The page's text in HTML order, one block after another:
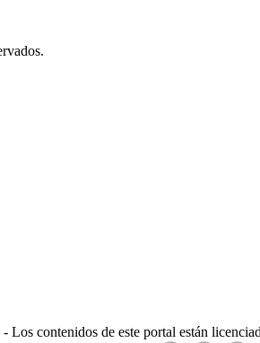
Los contenidos de este portal están